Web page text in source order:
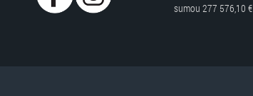
sumou277 576,10 €